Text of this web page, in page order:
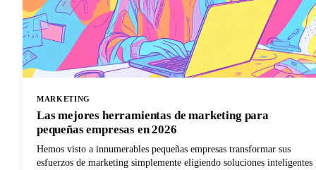
MARKETING
Las mejores herramientas de marketing para
pequeñas empresas en 2026
Hemos visto a innumerables pequeñas empresas transformar sus
esfuerzos de marketing simplemente eligiendo soluciones inteligentes